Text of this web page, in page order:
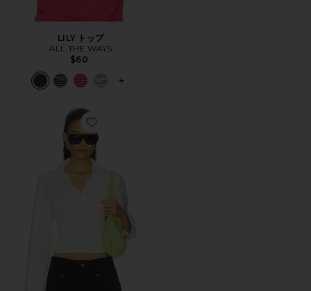
LILY トップ
ALL THE WAYS
$60
PLUS ICON TO SEE MORE OPTIONS
Favorite AMIKA トップ